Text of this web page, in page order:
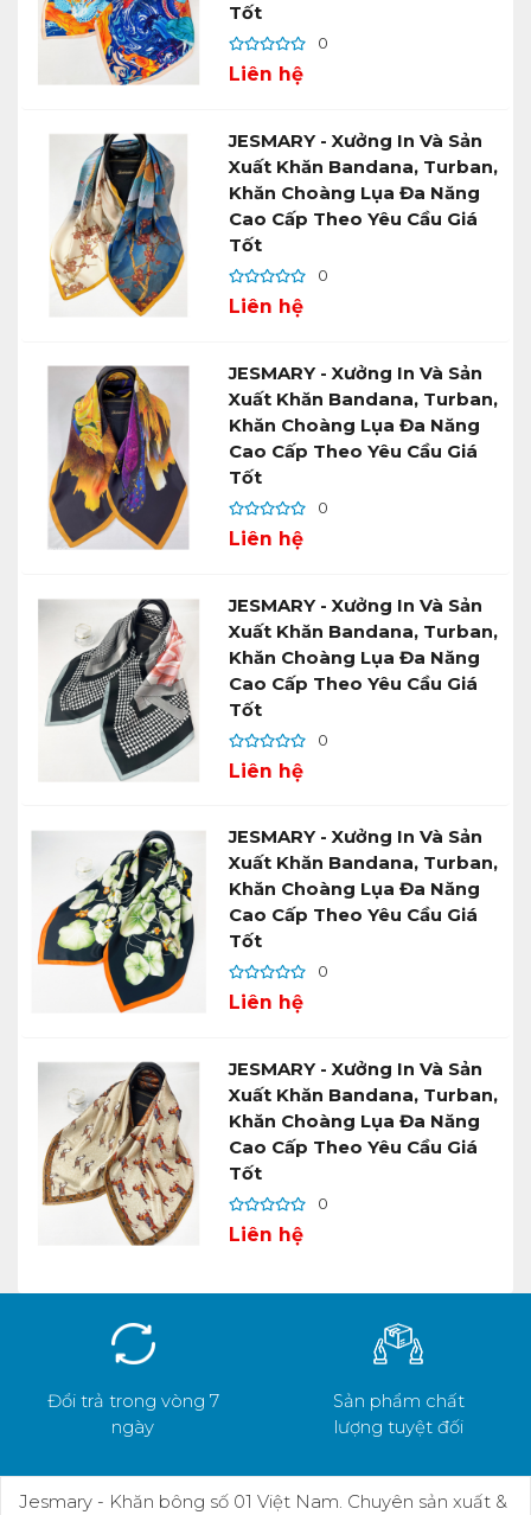
Tốt
0
Liên hệ
JESMARY - Xưởng In Và Sản
Xuất Khăn Bandana, Turban,
Khăn Choàng Lụa Đa Năng
Cao Cấp Theo Yêu Cầu Giá
Tốt
0
Liên hệ
JESMARY - Xưởng In Và Sản
Xuất Khăn Bandana, Turban,
Khăn Choàng Lụa Đa Năng
Cao Cấp Theo Yêu Cầu Giá
Tốt
0
Liên hệ
JESMARY - Xưởng In Và Sản
Xuất Khăn Bandana, Turban,
Khăn Choàng Lụa Đa Năng
Cao Cấp Theo Yêu Cầu Giá
Tốt
0
Liên hệ
JESMARY - Xưởng In Và Sản
Xuất Khăn Bandana, Turban,
Khăn Choàng Lụa Đa Năng
Cao Cấp Theo Yêu Cầu Giá
Tốt
0
Liên hệ
JESMARY - Xưởng In Và Sản
Xuất Khăn Bandana, Turban,
Khăn Choàng Lụa Đa Năng
Cao Cấp Theo Yêu Cầu Giá
Tốt
0
Liên hệ
Đổi trả trong vòng 7
ngày
Sản phẩm chất
lượng tuyệt đối
Jesmary - Khăn bông số 01 Việt Nam. Chuyên sản xuất &